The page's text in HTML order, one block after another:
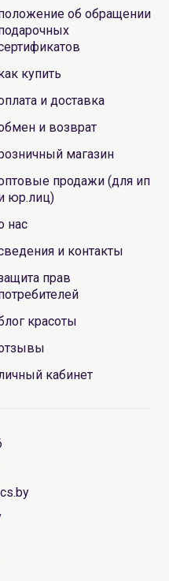
об обращении
купить
и доставка
и возврат
магазин
продажи (для ип
юр.лиц)
нас
и контакты
прав
красоты
кабинет